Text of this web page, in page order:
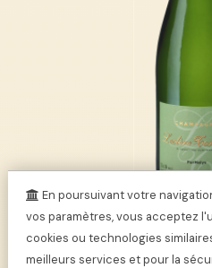
En poursuivant votre
vos paramètres, vous acceptez
cookies ou technologies
meilleurs services et pour la